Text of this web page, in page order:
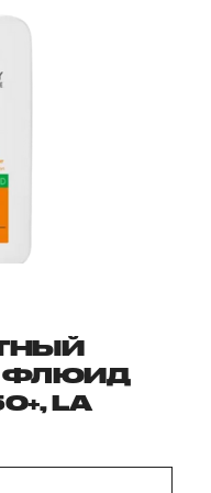
ФЛЮИД
LA